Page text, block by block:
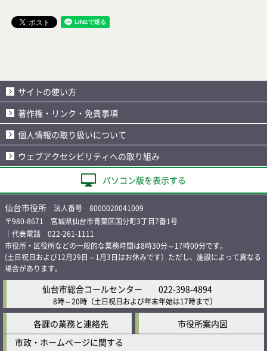
サイトの使い方
著作権・リンク・免責事項
個人情報の取り扱いについて
ウェブアクセシビリティへの取り組み
パソコン版を表示する
仙台市役所 法人番号 8000020041009
〒980-8671 宮城県仙台市青葉区国分町3丁目7番1号
｜代表電話 022-261-1111
市役所・区役所などの一般的な業務時間は8時30分～17時00分です。
(土日祝日および12月29日～1月3日はお休みです）ただし、施設によって異なる
場合があります。
仙台市総合コールセンター 022-398-4894
8時～20時 （土日祝日および年末年始は17時まで）
各課の業務と連絡先
市役所案内図
市政・ホームページに関する